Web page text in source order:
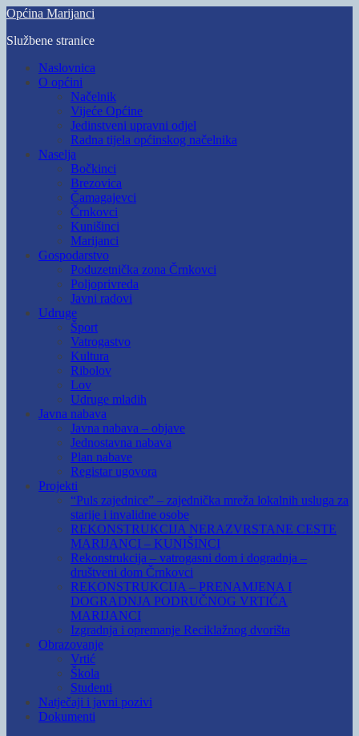
Skip
main
Općina Marijanci
Službene stranice
Toggle
mobile
Naslovnica
O općini
Načelnik
Vijeće Općine
Jedinstveni upravni odjel
Radna tijela općinskog načelnika
Naselja
Bočkinci
Brezovica
Čamagajevci
Črnkovci
Kunišinci
Marijanci
Gospodarstvo
Poduzetnička zona Črnkovci
Poljoprivreda
Javni radovi
Udruge
Šport
Vatrogastvo
Kultura
Ribolov
Lov
Udruge mladih
Javna nabava
Javna nabava – objave
Jednostavna nabava
Plan nabave
Registar ugovora
Projekti
“Puls zajednice” – zajednička mreža lokalnih usluga za
starije i invalidne osobe
REKONSTRUKCIJA NERAZVRSTANE CESTE
MARIJANCI – KUNIŠINCI
Rekonstrukcija – vatrogasni dom i dogradnja –
društveni dom Črnkovci
REKONSTRUKCIJA – PRENAMJENA I
DOGRADNJA PODRUČNOG VRTIĆA
MARIJANCI
Izgradnja i opremanje Reciklažnog dvorišta
Obrazovanje
Vrtić
Škola
Studenti
Natječaji i javni pozivi
Dokumenti